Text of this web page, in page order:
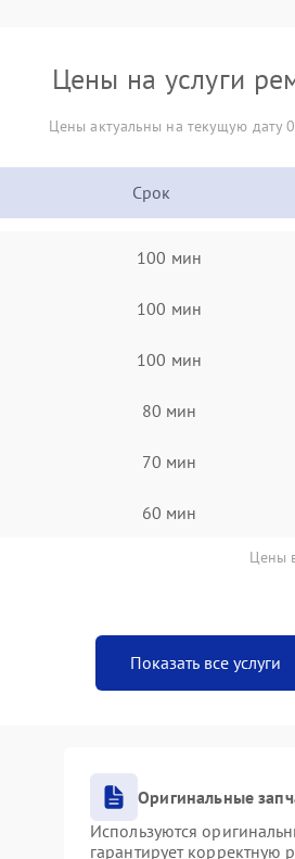
Цены на услуги
Цены актуальны на текущую дату
Срок
100 мин
100 мин
100 мин
80 мин
70 мин
60 мин
Цены
Показать все услуги
Оригинальные
Используются
гарантирует корректную